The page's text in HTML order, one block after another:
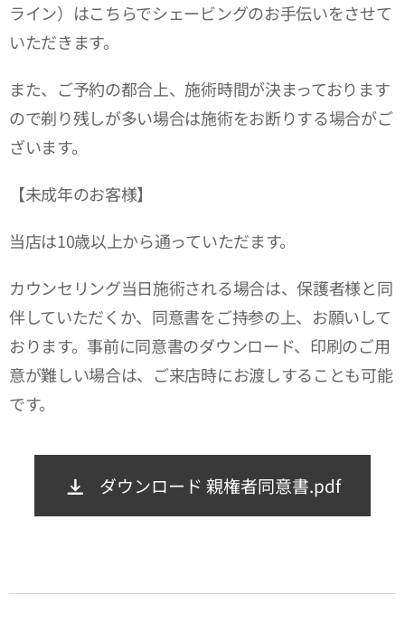
ライン）はこちらでシェービングのお手伝いをさせて
いただきます。
また、ご予約の都合上、施術時間が決まっております
ので剃り残しが多い場合は施術をお断りする場合がご
ざいます。
【未成年のお客様】
当店は10歳以上から通っていただます。
カウンセリング当日施術される場合は、保護者様と同
伴していただくか、同意書をご持参の上、お願いして
おります。事前に同意書のダウンロード、印刷のご用
意が難しい場合は、ご来店時にお渡しすることも可能
です。
ダウンロード 親権者同意書.pdf